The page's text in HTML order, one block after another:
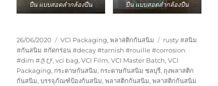
ปืน แบบสอดลำกล้องปืน
ปืน แบบสอดลำกล้องปืน
Posted
on
26/06/2020 Categories
VCI Packaging,พลาสติกกันสนิม Tags
rusty #สนิม
#กันสนิม #กัดกร่อน #decay #tarnish #rouille #corrosion
#dim #さび,vci bag,VCI Film,VCI Master Batch,VCI
Packaging, กระดาษกันสนิม, กระดาษกันสนิม ชลบุรี, ถุงพลาสติก
กันสนิม,บรรจุภัณฑ์ป้องกันสนิม,พลาสติกกันสนิม,พลาสติกกันสนิม